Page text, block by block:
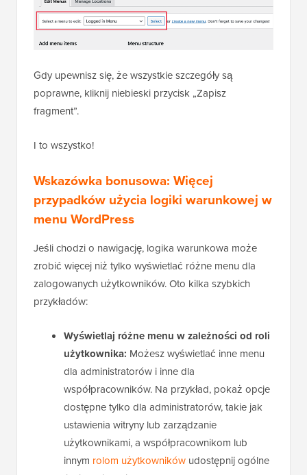
Gdy upewnisz się, że wszystkie szczegóły są
poprawne, kliknij niebieski przycisk „Zapisz
fragment”.
I to wszystko!
Wskazówka bonusowa: Więcej
przypadków użycia logiki warunkowej w
menu WordPress
Jeśli chodzi o nawigację, logika warunkowa może
zrobić więcej niż tylko wyświetlać różne menu dla
zalogowanych użytkowników. Oto kilka szybkich
przykładów:
Wyświetlaj różne menu w zależności od roli
użytkownika: Możesz wyświetlać inne menu
dla administratorów i inne dla
współpracowników. Na przykład, pokaż opcje
dostępne tylko dla administratorów, takie jak
ustawienia witryny lub zarządzanie
użytkownikami, a współpracownikom lub
innym rolom użytkowników udostępnij ogólne